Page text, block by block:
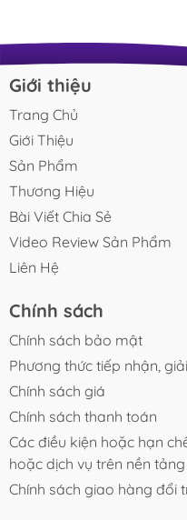
Giới thiệu
Trang Chủ
Giới Thiệu
Sản Phẩm
Thương Hiệu
Bài Viết Chia Sẻ
Video Review Sản Phẩm
Liên Hệ
Chính sách
Chính sách bảo mật
Phương thức tiếp nhận,
Chính sách giá
Chính sách thanh toán
Các điều kiện hoặc hạn
hoặc dịch vụ trên nền tảng
Chính sách giao hàng đổi